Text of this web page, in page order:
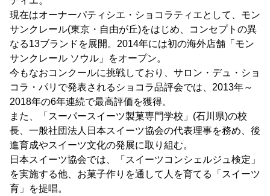
現在はオーナーパティシエ・ショコラティエとして、モン
サンクレール(東京・自由が丘)をはじめ、コンセプトの異
なる13ブランドを展開。2014年には初の海外店舗「モン
サンクレール ソウル」をオープン。
今もなおコンクールに挑戦しており、サロン・デュ・ショ
コラ・パリで発表されるショコラ品評会では、2013年～
2018年の6年連続で最高評価を獲得。
また、「スーパースイーツ製菓専門学校」(石川県)の校
長、一般社団法人日本スイーツ協会の代表理事を務め、後
進育成やスイーツ文化の発展に取り組む。
日本スイーツ協会では、「スイーツコンシェルジュ検定」
を実施する他、お菓子作りを通して人を育てる「スイーツ
育」を提唱。